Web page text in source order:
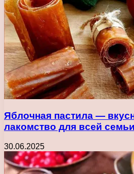
Яблочная пастила —
лакомство для всей семьи
30.06.2025